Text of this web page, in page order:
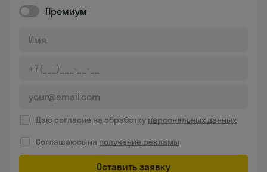
Премиум
Даю согласие на обработку персональных данных
Соглашаюсь на получение рекламы
Оставить заявку